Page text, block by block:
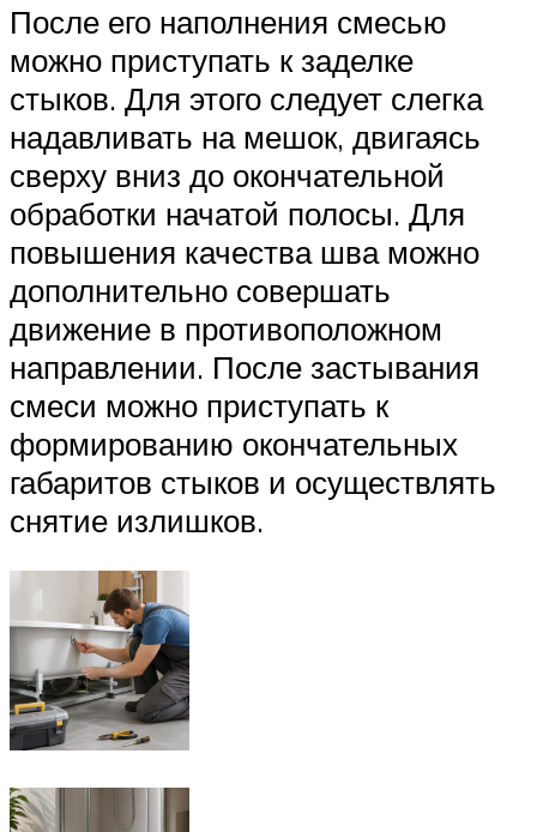
После его наполнения смесью
можно приступать к заделке
стыков. Для этого следует слегка
надавливать на мешок, двигаясь
сверху вниз до окончательной
обработки начатой полосы. Для
повышения качества шва можно
дополнительно совершать
движение в противоположном
направлении. После застывания
смеси можно приступать к
формированию окончательных
габаритов стыков и осуществлять
снятие излишков.